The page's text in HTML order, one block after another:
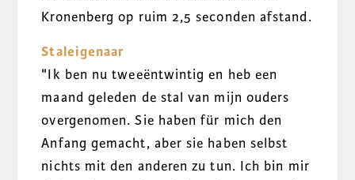
Kronenberg op ruim 2,5 seconden afstand.
Staleigenaar
"Ik ben nu tweeëntwintig en heb een
maand geleden de stal van mijn ouders
overgenomen. Sie haben für mich den
Anfang gemacht, aber sie haben selbst
nichts mit den anderen zu tun. Ich bin mir